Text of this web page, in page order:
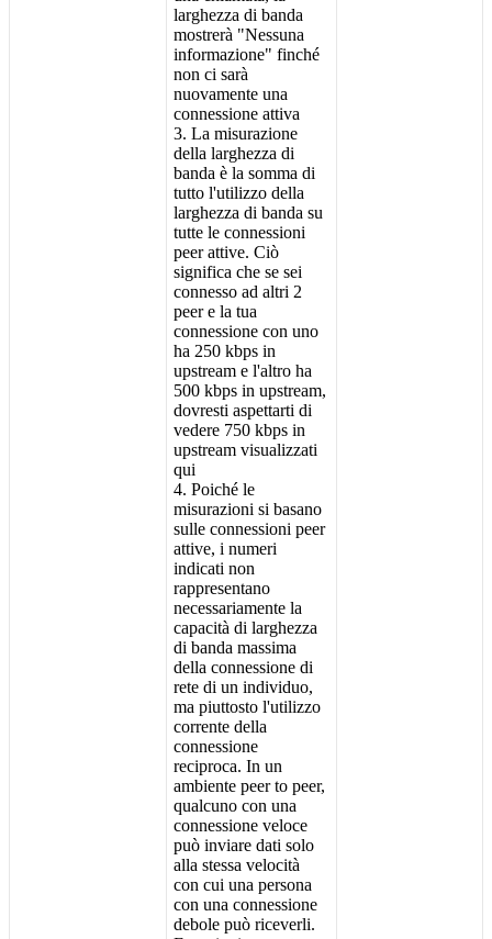
larghezza di banda
mostrerà "Nessuna
informazione" finché
non ci sarà
nuovamente una
connessione attiva
3. La misurazione
della larghezza di
banda è la somma di
tutto l'utilizzo della
larghezza di banda su
tutte le connessioni
peer attive. Ciò
significa che se sei
connesso ad altri 2
peer e la tua
connessione con uno
ha 250 kbps in
upstream e l'altro ha
500 kbps in upstream,
dovresti aspettarti di
vedere 750 kbps in
upstream visualizzati
qui
4. Poiché le
misurazioni si basano
sulle connessioni peer
attive, i numeri
indicati non
rappresentano
necessariamente la
capacità di larghezza
di banda massima
della connessione di
rete di un individuo,
ma piuttosto l'utilizzo
corrente della
connessione
reciproca. In un
ambiente peer to peer,
qualcuno con una
connessione veloce
può inviare dati solo
alla stessa velocità
con cui una persona
con una connessione
debole può riceverli.